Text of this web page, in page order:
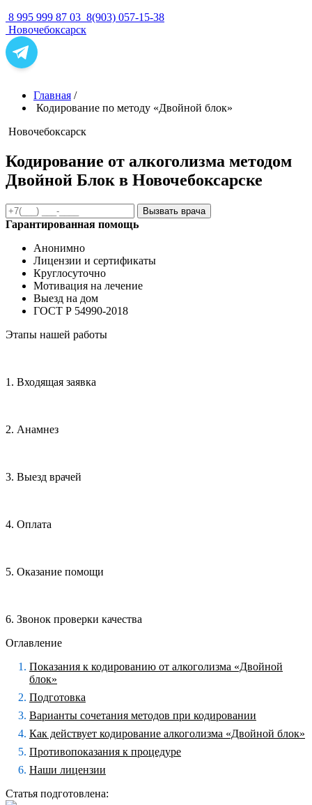
8 995 999 87 03 8(903) 057-15-38
Новочебоксарск
Главная /
Кодирование по методу «Двойной блок»
Новочебоксарск
Кодирование от алкоголизма методом
Двойной Блок в Новочебоксарске
Вызвать врача
Гарантированная помощь
Анонимно
Лицензии и сертификаты
Круглосуточно
Мотивация на лечение
Выезд на дом
ГОСТ Р 54990-2018
Этапы нашей работы
1. Входящая заявка
2. Анамнез
3. Выезд врачей
4. Оплата
5. Оказание помощи
6. Звонок проверки качества
Оглавление
Показания к кодированию от алкоголизма «Двойной
блок»
Подготовка
Варианты сочетания методов при кодировании
Как действует кодирование алкоголизма «Двойной блок»
Противопоказания к процедуре
Наши лицензии
Статья подготовлена: